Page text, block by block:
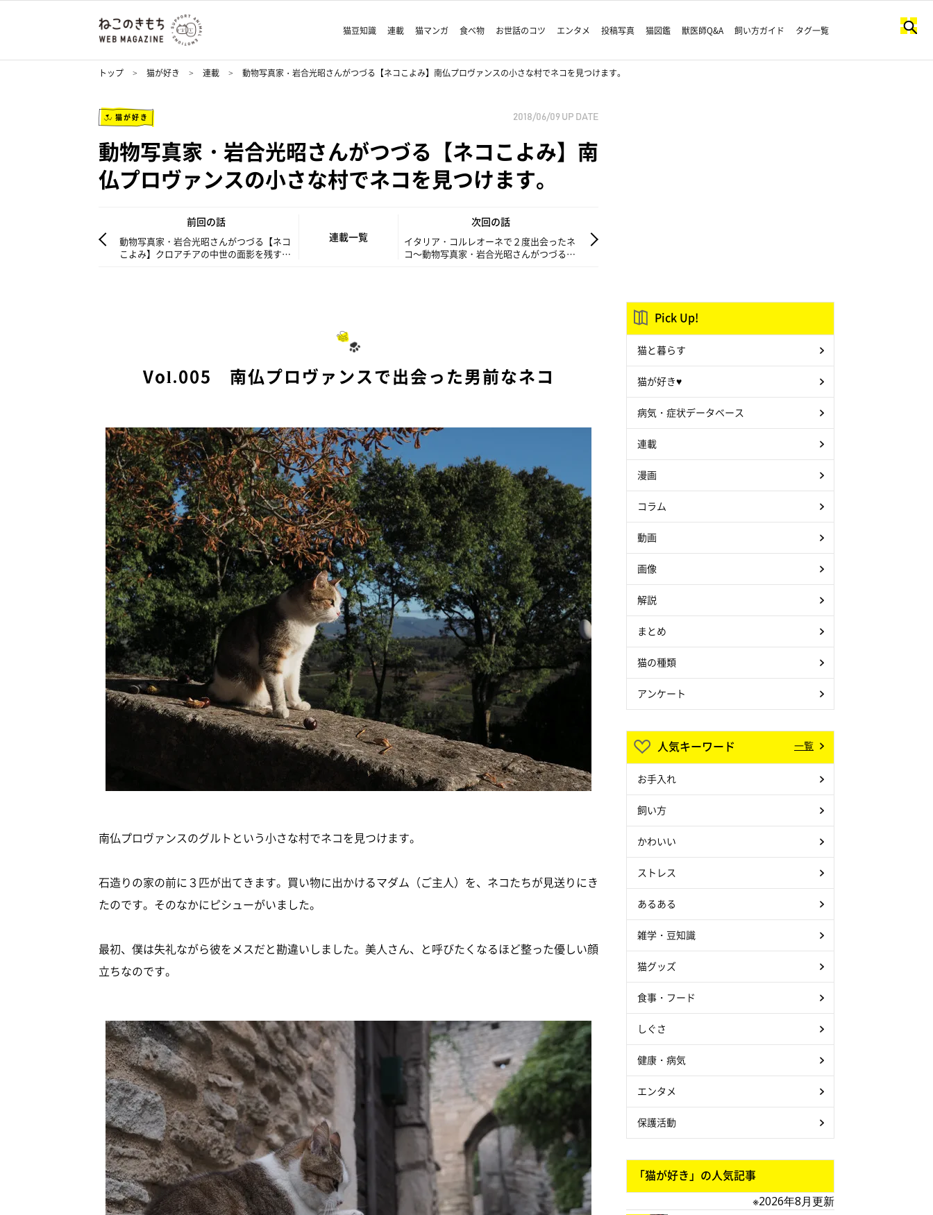
猫豆知識 連載 猫マンガ 食べ物 お世話のコツ エンタメ 投稿写真 猫図鑑 獣医師Q&A 飼い方ガイド タグ一覧
トップ 猫が好き 連載 動物写真家・岩合光昭さんがつづる【ネコこよみ】南仏プロヴァンスの小さな村でネコを見つけます。
猫が好き 2018/06/09 UP DATE
動物写真家・岩合光昭さんがつづる【ネコこよみ】南
仏プロヴァンスの小さな村でネコを見つけます。
前回の話
動物写真家・岩合光昭さんがつづる【ネコ
こよみ】クロアチアの中世の面影を残す立
連載一覧
次回の話
イタリア・コルレオーネで２度出会ったネ
コ～動物写真家・岩合光昭さんがつづる
Vol.005 南仏プロヴァンスで出会った男前なネコ
南仏プロヴァンスのグルトという小さな村でネコを見つけます。
石造りの家の前に３匹が出てきます。買い物に出かけるマダム（ご主人）を、ネコたちが見送りにき
たのです。そのなかにピシューがいました。
最初、僕は失礼ながら彼をメスだと勘違いしました。美人さん、と呼びたくなるほど整った優しい顔
立ちなのです。
Pick Up!
猫と暮らす
猫が好き♥
病気・症状データベース
連載
漫画
コラム
動画
画像
解説
まとめ
猫の種類
アンケート
人気キーワード 一覧
お手入れ
飼い方
かわいい
ストレス
あるある
雑学・豆知識
猫グッズ
食事・フード
しぐさ
健康・病気
エンタメ
保護活動
「猫が好き」の人気記事
※2026年8月更新